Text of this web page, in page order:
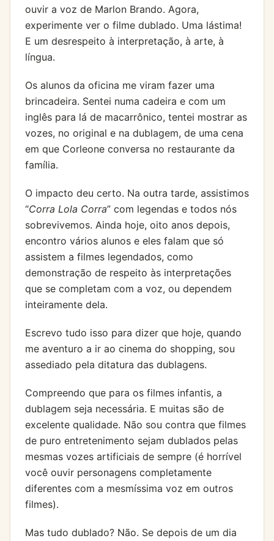
ouvir a voz de Marlon Brando. Agora,
experimente ver o filme dublado. Uma lástima!
E um desrespeito à interpretação, à arte, à
língua.
Os alunos da oficina me viram fazer uma
brincadeira. Sentei numa cadeira e com um
inglês para lá de macarrônico, tentei mostrar as
vozes, no original e na dublagem, de uma cena
em que Corleone conversa no restaurante da
família.
O impacto deu certo. Na outra tarde, assistimos
“Corra Lola Corra” com legendas e todos nós
sobrevivemos. Ainda hoje, oito anos depois,
encontro vários alunos e eles falam que só
assistem a filmes legendados, como
demonstração de respeito às interpretações
que se completam com a voz, ou dependem
inteiramente dela.
Escrevo tudo isso para dizer que hoje, quando
me aventuro a ir ao cinema do shopping, sou
assediado pela ditatura das dublagens.
Compreendo que para os filmes infantis, a
dublagem seja necessária. E muitas são de
excelente qualidade. Não sou contra que filmes
de puro entretenimento sejam dublados pelas
mesmas vozes artificiais de sempre (é horrível
você ouvir personagens completamente
diferentes com a mesmíssima voz em outros
filmes).
Mas tudo dublado? Não. Se depois de um dia